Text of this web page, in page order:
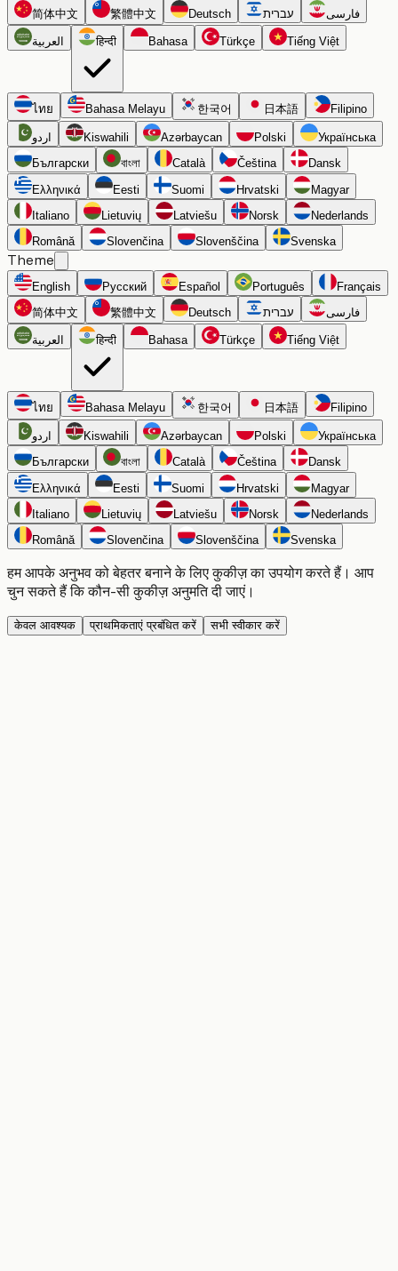
简体中文
繁體中文 Deutsch עברית فارسی
العربية हिन्दी Bahasa Türkçe Tiếng Việt
ไทย Bahasa Melayu 한국어 日本語 Filipino
اردو Kiswahili Azərbaycan Polski
Українська
Български
বাংলা Català Čeština
Dansk
Ελληνικά
Eesti Suomi Hrvatski
Magyar
Italiano
Lietuvių Latviešu Norsk
Nederlands
Română
Slovenčina Slovenščina Svenska
Theme
English Русский Español Português
Français
简体中文
繁體中文 Deutsch עברית فارسی
العربية हिन्दी Bahasa Türkçe Tiếng Việt
ไทย Bahasa Melayu 한국어 日本語 Filipino
اردو Kiswahili Azərbaycan Polski
Українська
Български
বাংলা Català Čeština
Dansk
Ελληνικά
Eesti Suomi Hrvatski
Magyar
Italiano
Lietuvių Latviešu Norsk
Nederlands
Română
Slovenčina Slovenščina Svenska
हम आपके अनुभव को बेहतर बनाने के लिए कुकीज़ का उपयोग करते हैं। आप
चुन सकते हैं कि कौन-सी कुकीज़ अनुमति दी जाएं।
केवल आवश्यक प्राथमिकताएं प्रबंधित करें सभी स्वीकार करें